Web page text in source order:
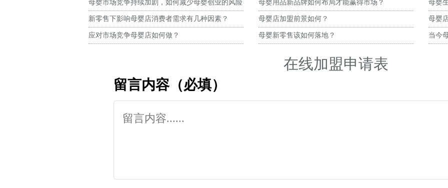
母婴市场竞争持续加剧，如何减少母婴创业的风险 母婴用品新品牌如何布局才能赢得市场？ 母婴
新零售下影响母婴店消费者需求有几种因素？ 母婴店加盟前景如何？ 母婴
应对市场竞争母婴店如何做？ 母婴新零售该如何落地？ 当今
在线加盟申请表
留言内容（必填）